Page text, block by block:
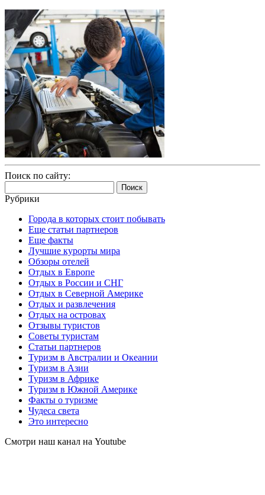
Поиск по сайту:
Рубрики
Города в которых стоит побывать
Еще статьи партнеров
Еще факты
Лучшие курорты мира
Обзоры отелей
Отдых в Европе
Отдых в России и СНГ
Отдых в Северной Америке
Отдых и развлечения
Отдых на островах
Отзывы туристов
Советы туристам
Статьи партнеров
Туризм в Австралии и Океании
Туризм в Азии
Туризм в Африке
Туризм в Южной Америке
Факты о туризме
Чудеса света
Это интересно
Смотри наш канал на Youtube